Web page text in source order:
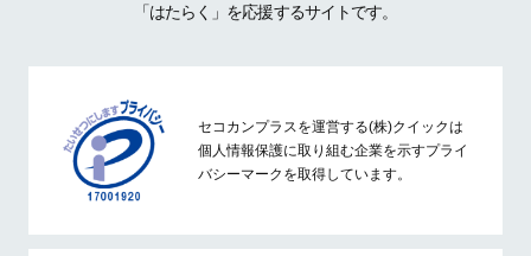
「はたらく」を応援するサイトです。
セコカンプラスを運営する(株)クイックは
個人情報保護に取り組む企業を示すプライ
バシーマークを取得しています。